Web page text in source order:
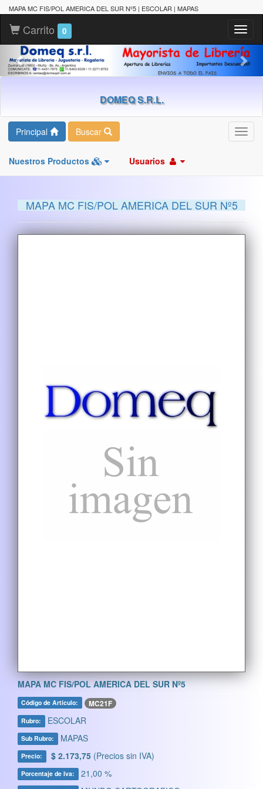
MAPA MC FIS/POL AMERICA DEL SUR Nº5 | ESCOLAR | MAPAS
Carrito 0
DOMEQ S.R.L.
Principal Buscar
Nuestros Productos Usuarios
MAPA MC FIS/POL AMERICA DEL SUR Nº5
MAPA MC FIS/POL AMERICA DEL SUR Nº5
Código de Artículo: MC21F
Rubro: ESCOLAR
Sub Rubro: MAPAS
Precio: $ 2.173,75 (Precios sin IVA)
Porcentaje de Iva: 21,00 %